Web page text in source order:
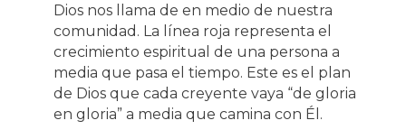
Dios nos llama de en medio de nuestra
comunidad. La línea roja representa el
crecimiento espiritual de una persona a
media que pasa el tiempo. Este es el plan
de Dios que cada creyente vaya “de gloria
en gloria” a media que camina con Él.